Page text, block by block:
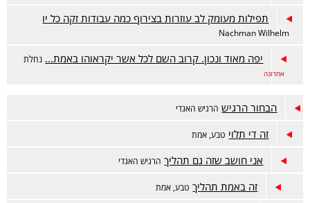
תפילות מעומק לב עוזרות בצירוף כמה עבודות זקה כל יו
Nachman Wilhelm
יפה מאוד ונכון. קרוב השם לכל אשר יקראוהו באמת... נחלת
אחרונה
הבחור הרגיש הרגיש האגדי
זה די תלוי טבע, אמת
אני חושב שזה גם תהליך הרגיש האגדי
זה באמת תהליך טבע, אמת